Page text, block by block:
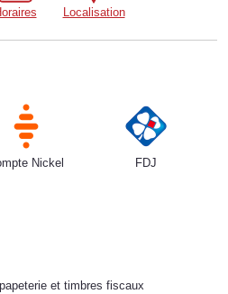
Localisation
Nickel FDJ
et timbres fiscaux